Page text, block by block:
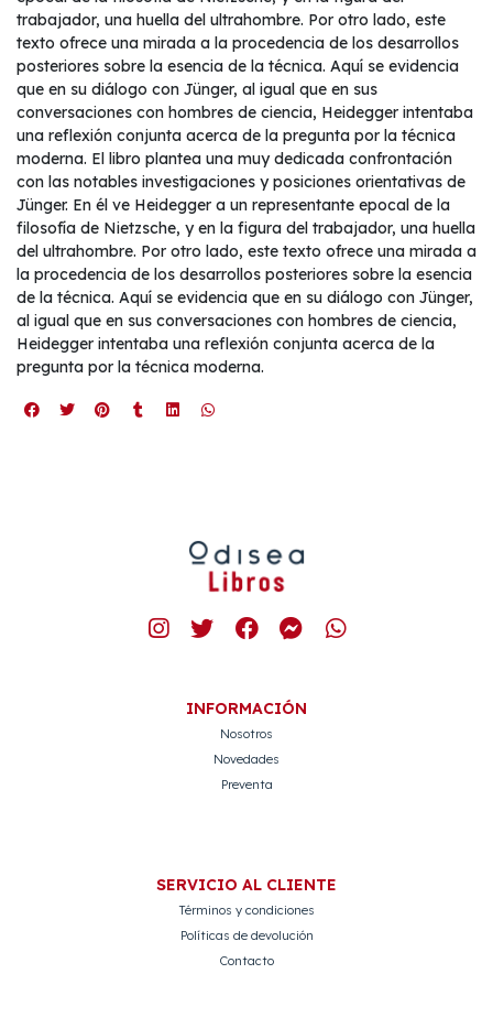
trabajador, una huella del ultrahombre. Por otro lado, este
texto ofrece una mirada a la procedencia de los desarrollos
posteriores sobre la esencia de la técnica. Aquí se evidencia
que en su diálogo con Jünger, al igual que en sus
conversaciones con hombres de ciencia, Heidegger intentaba
una reflexión conjunta acerca de la pregunta por la técnica
moderna. El libro plantea una muy dedicada confrontación
con las notables investigaciones y posiciones orientativas de
Jünger. En él ve Heidegger a un representante epocal de la
filosofía de Nietzsche, y en la figura del trabajador, una huella
del ultrahombre. Por otro lado, este texto ofrece una mirada a
la procedencia de los desarrollos posteriores sobre la esencia
de la técnica. Aquí se evidencia que en su diálogo con Jünger,
al igual que en sus conversaciones con hombres de ciencia,
Heidegger intentaba una reflexión conjunta acerca de la
pregunta por la técnica moderna.
INFORMACIÓN
Nosotros
Novedades
Preventa
SERVICIO AL CLIENTE
Términos y condiciones
Políticas de devolución
Contacto